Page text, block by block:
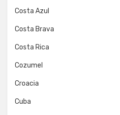
Costa Azul
Costa Brava
Costa Rica
Cozumel
Croacia
Cuba